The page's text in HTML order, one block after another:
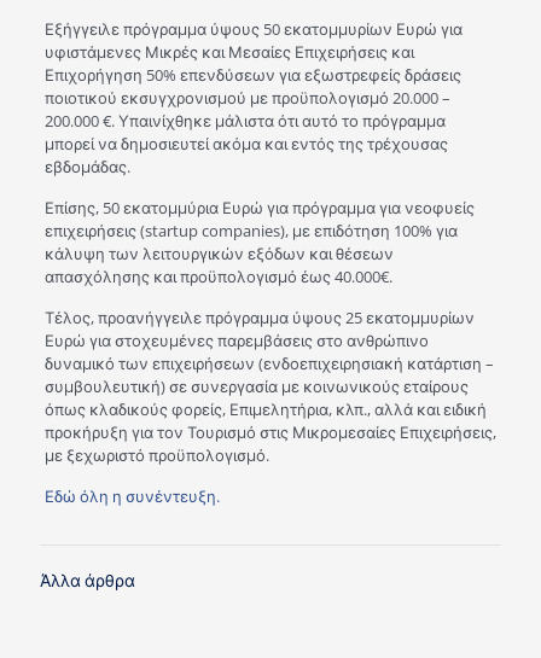
Εξήγγειλε πρόγραμμα ύψους 50 εκατομμυρίων Ευρώ για
υφιστάμενες Μικρές και Μεσαίες Επιχειρήσεις και
Επιχορήγηση 50% επενδύσεων για εξωστρεφείς δράσεις
ποιοτικού εκσυγχρονισμού με προϋπολογισμό 20.000 –
200.000 €. Υπαινίχθηκε μάλιστα ότι αυτό το πρόγραμμα
μπορεί να δημοσιευτεί ακόμα και εντός της τρέχουσας
εβδομάδας.
Επίσης, 50 εκατομμύρια Ευρώ για πρόγραμμα για νεοφυείς
επιχειρήσεις (startup companies), με επιδότηση 100% για
κάλυψη των λειτουργικών εξόδων και θέσεων
απασχόλησης και προϋπολογισμό έως 40.000€.
Τέλος, προανήγγειλε πρόγραμμα ύψους 25 εκατομμυρίων
Ευρώ για στοχευμένες παρεμβάσεις στο ανθρώπινο
δυναμικό των επιχειρήσεων (ενδοεπιχειρησιακή κατάρτιση –
συμβουλευτική) σε συνεργασία με κοινωνικούς εταίρους
όπως κλαδικούς φορείς, Επιμελητήρια, κλπ., αλλά και ειδική
προκήρυξη για τον Τουρισμό στις Μικρομεσαίες Επιχειρήσεις,
με ξεχωριστό προϋπολογισμό.
Εδώ όλη η συνέντευξη.
Άλλα άρθρα